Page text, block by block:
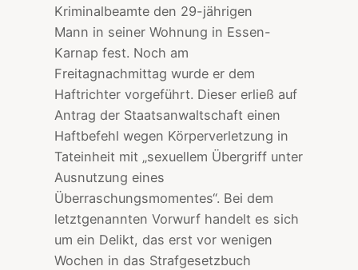
Kriminalbeamte den 29-jährigen
Mann in seiner Wohnung in Essen-
Karnap fest. Noch am
Freitagnachmittag wurde er dem
Haftrichter vorgeführt. Dieser erließ auf
Antrag der Staatsanwaltschaft einen
Haftbefehl wegen Körperverletzung in
Tateinheit mit „sexuellem Übergriff unter
Ausnutzung eines
Überraschungsmomentes“. Bei dem
letztgenannten Vorwurf handelt es sich
um ein Delikt, das erst vor wenigen
Wochen in das Strafgesetzbuch